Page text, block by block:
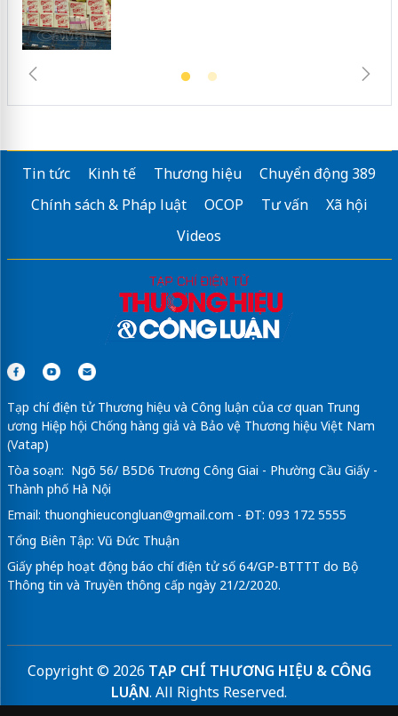
Tin tức Kinh tế Thương hiệu
Chuyển động 389
Chính sách & Pháp luật
OCOP Tư vấn
Xã hội
Videos
Tạp chí điện tử Thương hiệu và Công luận của cơ quan Trung
ương Hiệp hội Chống hàng giả và Bảo vệ Thương hiệu Việt Nam
(Vatap)
Tòa soạn: Ngõ 56/ B5D6 Trương Công Giai - Phường Cầu Giấy -
Thành phố Hà Nội
Email: thuonghieucongluan@gmail.com - ĐT: 093 172 5555
Tổng Biên Tập: Vũ Đức Thuận
Giấy phép hoạt động báo chí điện tử số 64/GP-BTTTT do Bộ
Thông tin và Truyền thông cấp ngày 21/2/2020.
Copyright © 2026 TẠP CHÍ THƯƠNG HIỆU & CÔNG
LUẬN. All Rights Reserved.